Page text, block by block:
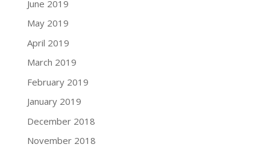
June 2019
May 2019
April 2019
March 2019
February 2019
January 2019
December 2018
November 2018